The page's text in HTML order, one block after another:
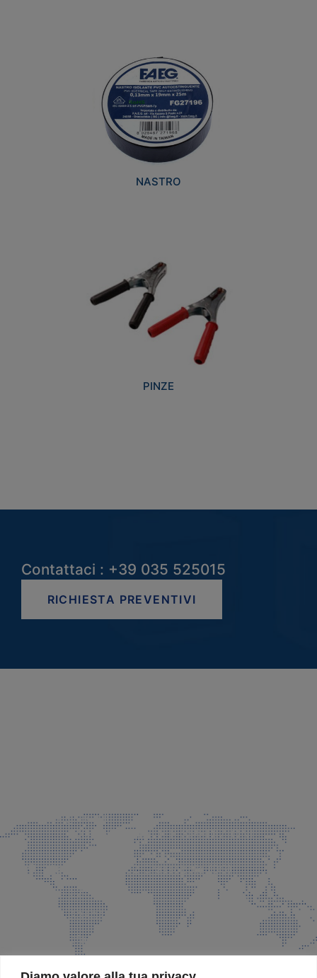
NASTRO
PINZE
Contattaci : +39 035 525015
RICHIESTA PREVENTIVI
info@faeg.it
COMMERCIALE E SPEDIZIONI
Via Padre Elzi, 32 Grassobbio (BG)
035 525015
035 335037
info@faeg.it
SITE MAP